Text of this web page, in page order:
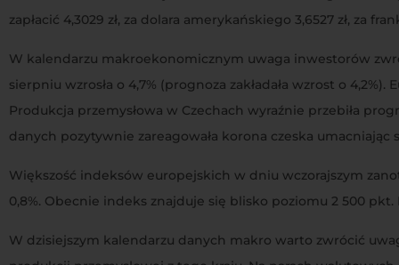
zapłacić 4,3029 zł, za dolara amerykańskiego 3,6527 zł, za
W kalendarzu makroekonomicznym uwaga inwestorów
sierpniu wzrosła o 4,7% (prognoza zakładała wzrost o
Produkcja przemysłowa w Czechach wyraźnie przebiła
danych pozytywnie zareagowała korona czeska umacniając
Większość indeksów europejskich w dniu wczorajszym
0,8%. Obecnie indeks znajduje się blisko poziomu 2 500 pkt.
W dzisiejszym kalendarzu danych makro warto zwrócić